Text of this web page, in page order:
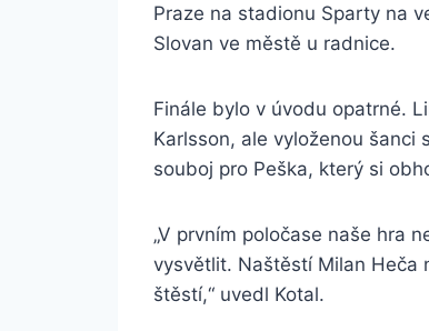
Praze na stadionu Sparty na
Slovan ve městě u radnice.
Finále bylo v úvodu opatrné.
Karlsson, ale vyloženou šanci
souboj pro Peška, který si
„V prvním poločase naše hra
vysvětlit. Naštěstí Milan Heča
štěstí,“ uvedl Kotal.